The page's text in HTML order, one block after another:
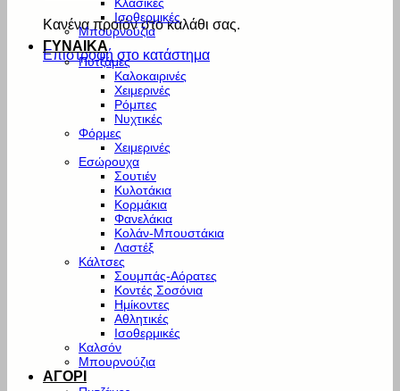
Κανένα προϊόν στο καλάθι σας.
Επιστροφή στο κατάστημα
Ισοθερμικές
Μπουρνούζια
ΓΥΝΑΙΚΑ
Πυτζάμες
Καλοκαιρινές
Χειμερινές
Ρόμπες
Νυχτικές
Φόρμες
Χειμερινές
Εσώρουχα
Σουτιέν
Κυλοτάκια
Κορμάκια
Φανελάκια
Κολάν-Μπουστάκια
Λαστέξ
Κάλτσες
Σουμπάς-Αόρατες
Κοντές Σοσόνια
Ημίκοντες
Αθλητικές
Ισοθερμικές
Καλσόν
Μπουρνούζια
ΑΓΟΡΙ